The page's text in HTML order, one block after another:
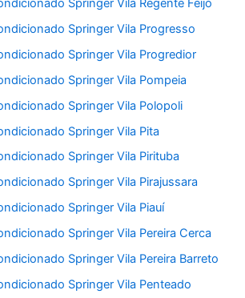
Springer Vila Regente Feijó
Springer Vila Progresso
Springer Vila Progredior
Springer Vila Pompeia
Springer Vila Polopoli
Springer Vila Pita
Springer Vila Pirituba
Springer Vila Pirajussara
Springer Vila Piauí
Springer Vila Pereira Cerca
Springer Vila Pereira Barreto
Springer Vila Penteado